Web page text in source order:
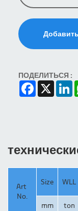
ПОДЕЛИТЬСЯ :
Facebook
X
Art
No.
Size WLL
mm ton